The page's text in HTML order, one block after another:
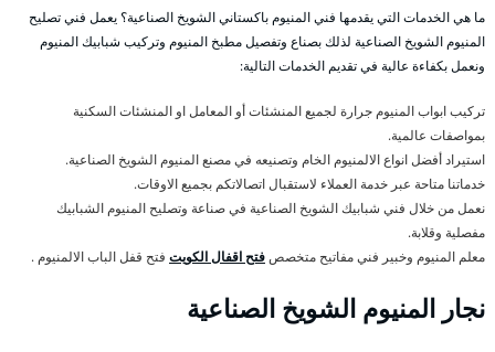
ما هي الخدمات التي يقدمها فني المنيوم باكستاني الشويخ الصناعية؟ يعمل فني تصليح
المنيوم الشويخ الصناعية لذلك بصناع وتفصيل مطبخ المنيوم وتركيب شبابيك المنيوم
ونعمل بكفاءة عالية في تقديم الخدمات التالية:
تركيب ابواب المنيوم جرارة لجميع المنشئات أو المعامل او المنشئات السكنية
بمواصفات عالمية.
استيراد أفضل انواع الالمنيوم الخام وتصنيعه في مصنع المنيوم الشويخ الصناعية.
خدماتنا متاحة عبر خدمة العملاء لاستقبال اتصالاتكم بجميع الاوقات.
نعمل من خلال فني شبابيك الشويخ الصناعية في صناعة وتصليح المنيوم الشبابيك
مفصلية وقلابة.
معلم المنيوم وخبير فني مفاتيح متخصصفتح اقفال الكويت فتح قفل الباب الالمنيوم .
نجار المنيوم الشويخ الصناعية